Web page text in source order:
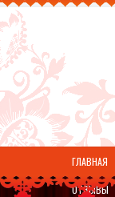
ГЛАВНАЯ
ОТЗЫВЫ